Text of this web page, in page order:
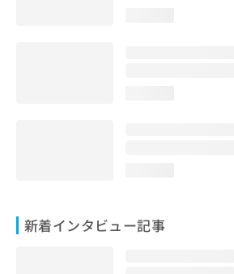
新着インタビュー記事